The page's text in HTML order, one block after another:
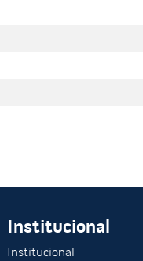
Institucional
Institucional